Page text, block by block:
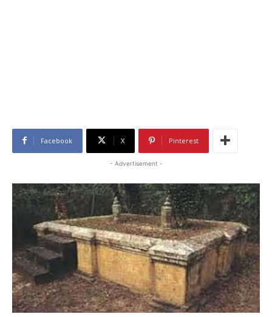
Facebook X Pinterest
- Advertisement -